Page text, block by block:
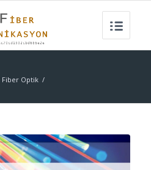
Fiber Optik /